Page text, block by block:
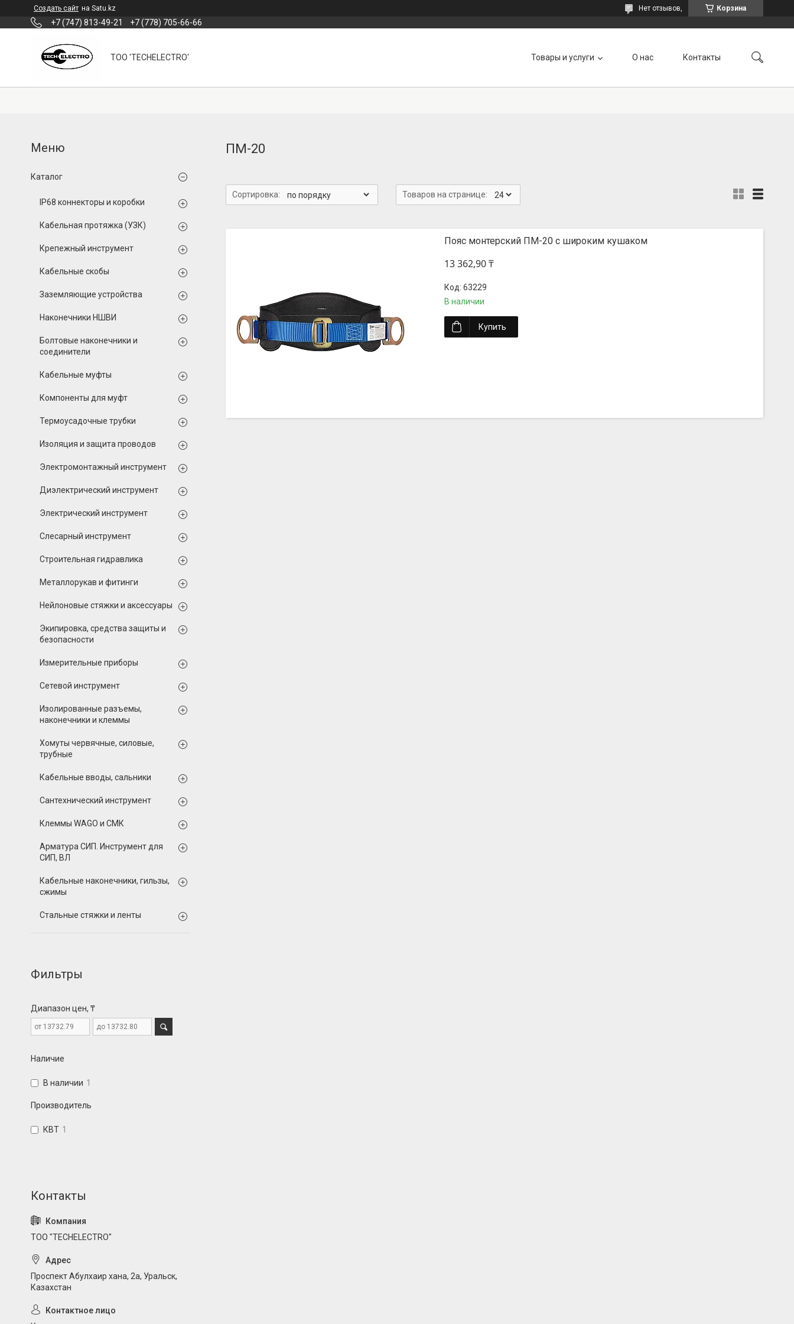
Создать сайт на Satu.kz Корзина
Нет отзывов,
+7 (747) 813-49-21 +7 (778) 705-66-66
ТОО 'TECHELECTRO' Товары и услуги О нас Контакты
ПМ-20
Пояс монтерский ПМ-20 с широким кушаком
13 362,90 ₸
63229
В наличии
Купить
Каталог
IP68 коннекторы и коробки
Кабельная протяжка (УЗК)
Крепежный инструмент
Кабельные скобы
Заземляющие устройства
Наконечники НШВИ
Болтовые наконечники и
соединители
Кабельные муфты
Компоненты для муфт
Термоусадочные трубки
Изоляция и защита проводов
Электромонтажный инструмент
Диэлектрический инструмент
Электрический инструмент
Слесарный инструмент
Строительная гидравлика
Металлорукав и фитинги
Нейлоновые стяжки и аксессуары
Экипировка, средства защиты и
безопасности
Измерительные приборы
Сетевой инструмент
Изолированные разъемы,
наконечники и клеммы
Хомуты червячные, силовые,
трубные
Кабельные вводы, сальники
Сантехнический инструмент
Клеммы WAGO и СМК
Арматура СИП. Инструмент для
СИП, ВЛ
Кабельные наконечники, гильзы,
сжимы
Стальные стяжки и ленты
Фильтры
Диапазон цен, ₸
Наличие
В наличии 1
Производитель
КВТ 1
ТОО "TECHELECTRO"
Проспект Абулхаир хана, 2а, Уральск,
Казахстан